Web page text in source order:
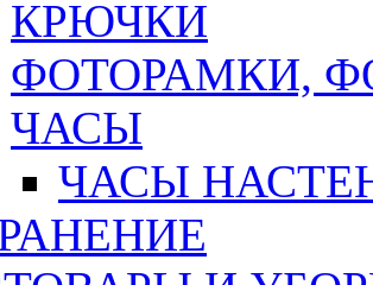
КРЮЧКИ
ФОТОРАМКИ,
ЧАСЫ
ЧАСЫ